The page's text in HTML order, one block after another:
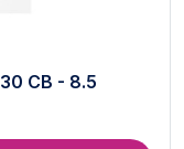
CB - 8.5